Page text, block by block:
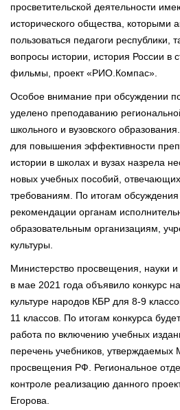
просветительской деятельности
исторического общества, которыми
пользоваться педагоги республики,
вопросы истории, история России в
фильмы, проект «РИО.Компас».
Особое внимание при обсуждении
уделено преподаванию
школьного и вузовского
для повышения эффективности
истории в школах и вузах назрела
новых учебных пособий,
требованиям. По итогам
рекомендации органам
образовательным организациям,
культуры.
Министерство просвещения, науки
в мае 2021 года объявило конкурс
культуре народов КБР для 8-9
11 классов. По итогам конкурса
работа по включению учебных
перечень учебников, утверждаемых
просвещения РФ. Региональное
контроле реализацию данного
Егорова.